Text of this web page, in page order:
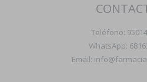
Teléfono:
WhatsApp:
Email: